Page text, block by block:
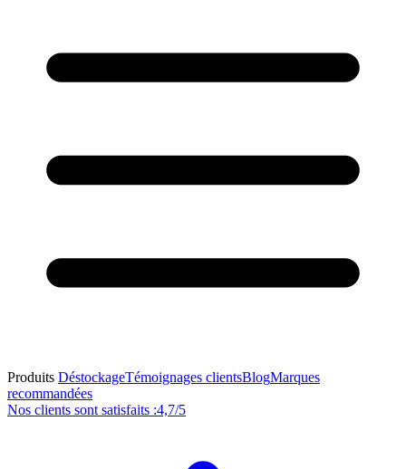
Produits DéstockageTémoignages clientsBlogMarques
recommandées
Nos clients sont satisfaits :4,7/5